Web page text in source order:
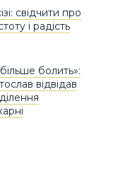
свідчити про
і радість
болить»:
відвідав